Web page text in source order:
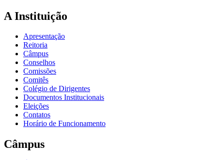
A Instituição
Apresentação
Reitoria
Câmpus
Conselhos
Comissões
Comitês
Colégio de Dirigentes
Documentos Institucionais
Eleições
Contatos
Horário de Funcionamento
Câmpus